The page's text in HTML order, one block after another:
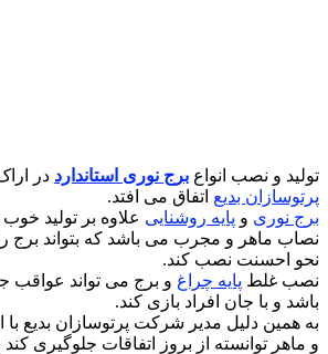
تولید و نصب انواع برج نوری استاندارد در
پرتوسازان بدیع اتفاق می افتد.
برج نوری و پایه روشنایی علاوه بر تولید
نصاب ماهر و مجرب می باشد که بتواند برج
نحو احسنت نصب کند.
نصب غلط پایه چراغ و برج می تواند عواقب
باشد و با جان افراد بازی کند.
به همین دلیل مدیر شرکت پرتوسازان بدیع
و ماهر توانسته از بروز اتفاقات جلوگیری